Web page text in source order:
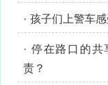
· 孩子们上警车
· 停在路口的共
责？